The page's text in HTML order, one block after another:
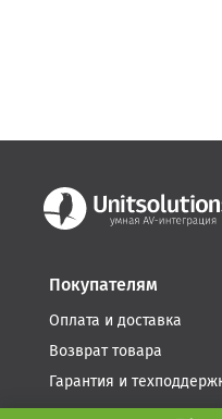
Покупателям
Оплата и доставка
Возврат товара
Гарантия и